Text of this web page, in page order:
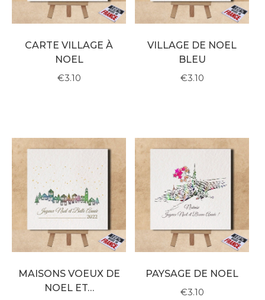
CARTE VILLAGE À
NOEL
€3.10
VILLAGE DE NOEL
BLEU
€3.10
MAISONS VOEUX DE
NOEL ET…
PAYSAGE DE NOEL
€3.10